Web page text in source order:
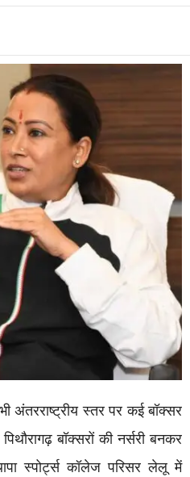
अंतरराष्ट्रीय स्तर पर कई बॉक्सर
बॉक्सरों की नर्सरी बनकर
स्पोर्ट्स कॉलेज परिसर लेलू में